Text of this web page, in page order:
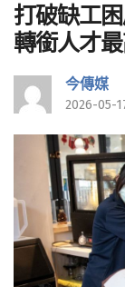
打破缺工
轉銜人才
今傳媒
2026-05-